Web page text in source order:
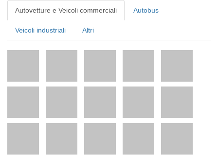
Autovetture e Veicoli commerciali Autobus
Veicoli industriali Altri